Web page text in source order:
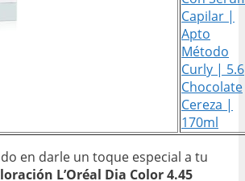
Capilar |
Apto
Método
Curly | 5.6
Chocolate
Cereza |
170ml
en darle un toque especial a tu
L’Oréal Dia Color 4.45